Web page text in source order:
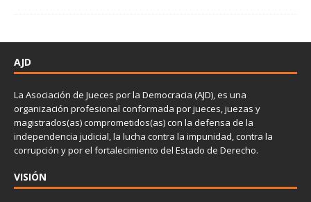
AJD
La Asociación de Jueces por la Democracia (AJD), es una
organización profesional conformada por jueces, juezas y
magistrados(as) comprometidos(as) con la defensa de la
independencia judicial, la lucha contra la impunidad, contra la
corrupción y por el fortalecimiento del Estado de Derecho.
VISIÓN